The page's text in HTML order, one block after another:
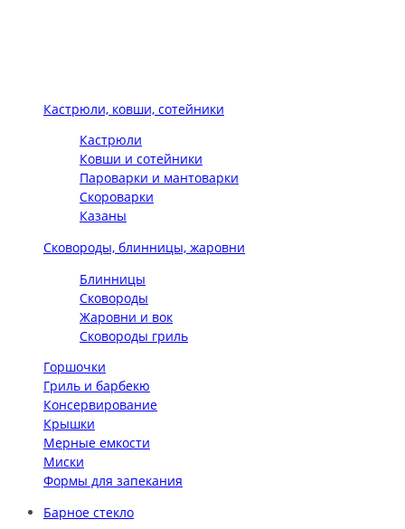
Кастрюли, ковши, сотейники
Кастрюли
Ковши и сотейники
Пароварки и мантоварки
Скороварки
Казаны
Сковороды, блинницы, жаровни
Блинницы
Сковороды
Жаровни и вок
Сковороды гриль
Горшочки
Гриль и барбекю
Консервирование
Крышки
Мерные емкости
Миски
Формы для запекания
Барное стекло